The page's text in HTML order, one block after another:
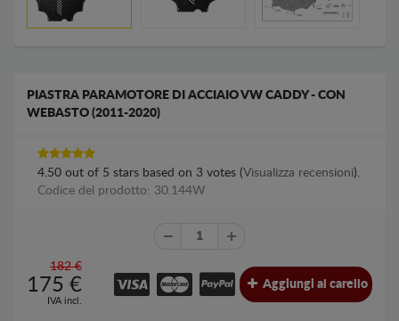
PIASTRA PARAMOTORE DI ACCIAIO VW CADDY - CON
WEBASTO (2011-2020)
4.50 out of 5 stars based on 3 votes (Visualizza recensioni).
Codice del prodotto: 30.144W
182 €
175 €
IVA incl.
Aggiungi al carello